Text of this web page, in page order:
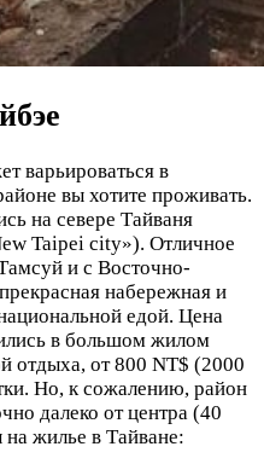
варьироваться в
вы хотите проживать.
на севере Тайваня
Taipei city»). Отличное
и с Восточно-
набережная и
едой. Цена
в большом жилом
отдыха, от 800 NT$ (2000
Но, к сожалению, район
далеко от центра (40
жилье в Тайване: